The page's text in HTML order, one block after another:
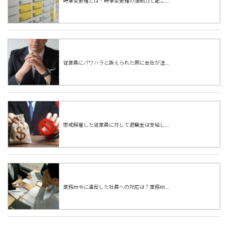
従業員にパワハラと訴えられた際に会社が注...
懲戒解雇した従業員に対して退職金は支給し...
業務命令に違反した社員への対応は？業務命...